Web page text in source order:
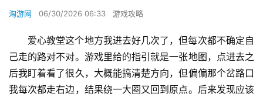
淘游网 06/30/2026 06:33 游戏攻略
爱心教堂这个地方我进去好几次了，但每次都不确定自
己走的路对不对。游戏里给的指引就是一张地图，点进去之
后我盯着看了很久，大概能搞清楚方向，但偏偏那个岔路口
我每次都走右边，结果绕一大圈又回到原点。后来发现应该